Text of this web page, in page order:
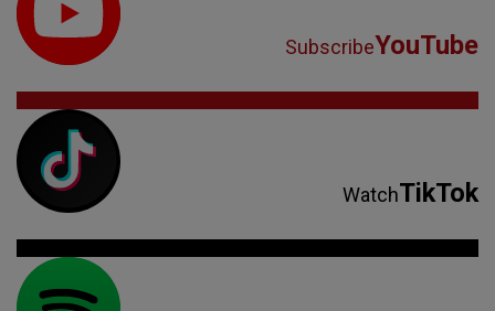
SubscribeYouTube
WatchTikTok